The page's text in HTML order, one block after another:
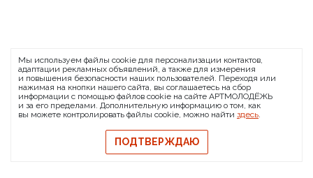
О проекте FAQ
Банковские реквизиты
Сообщить о баге
© 2026 АРТМОЛОДЁЖЬ
Политика конфиденциальности
Политика обмена и возврата
Свидетельство на товарный знак
Публичная оферта
Мы используем файлы cookie для персонализации контактов,
адаптации рекламных объявлений, а также для измерения
и повышения безопасности наших пользователей. Переходя или
нажимая на кнопки нашего сайта, вы соглашаетесь на сбор
информации с помощью файлов cookie на сайте АРТМОЛОДЁЖЬ
и за его пределами. Дополнительную информацию о том, как
вы можете контролировать файлы cookie, можно найти здесь.
ПОДТВЕРЖДАЮ